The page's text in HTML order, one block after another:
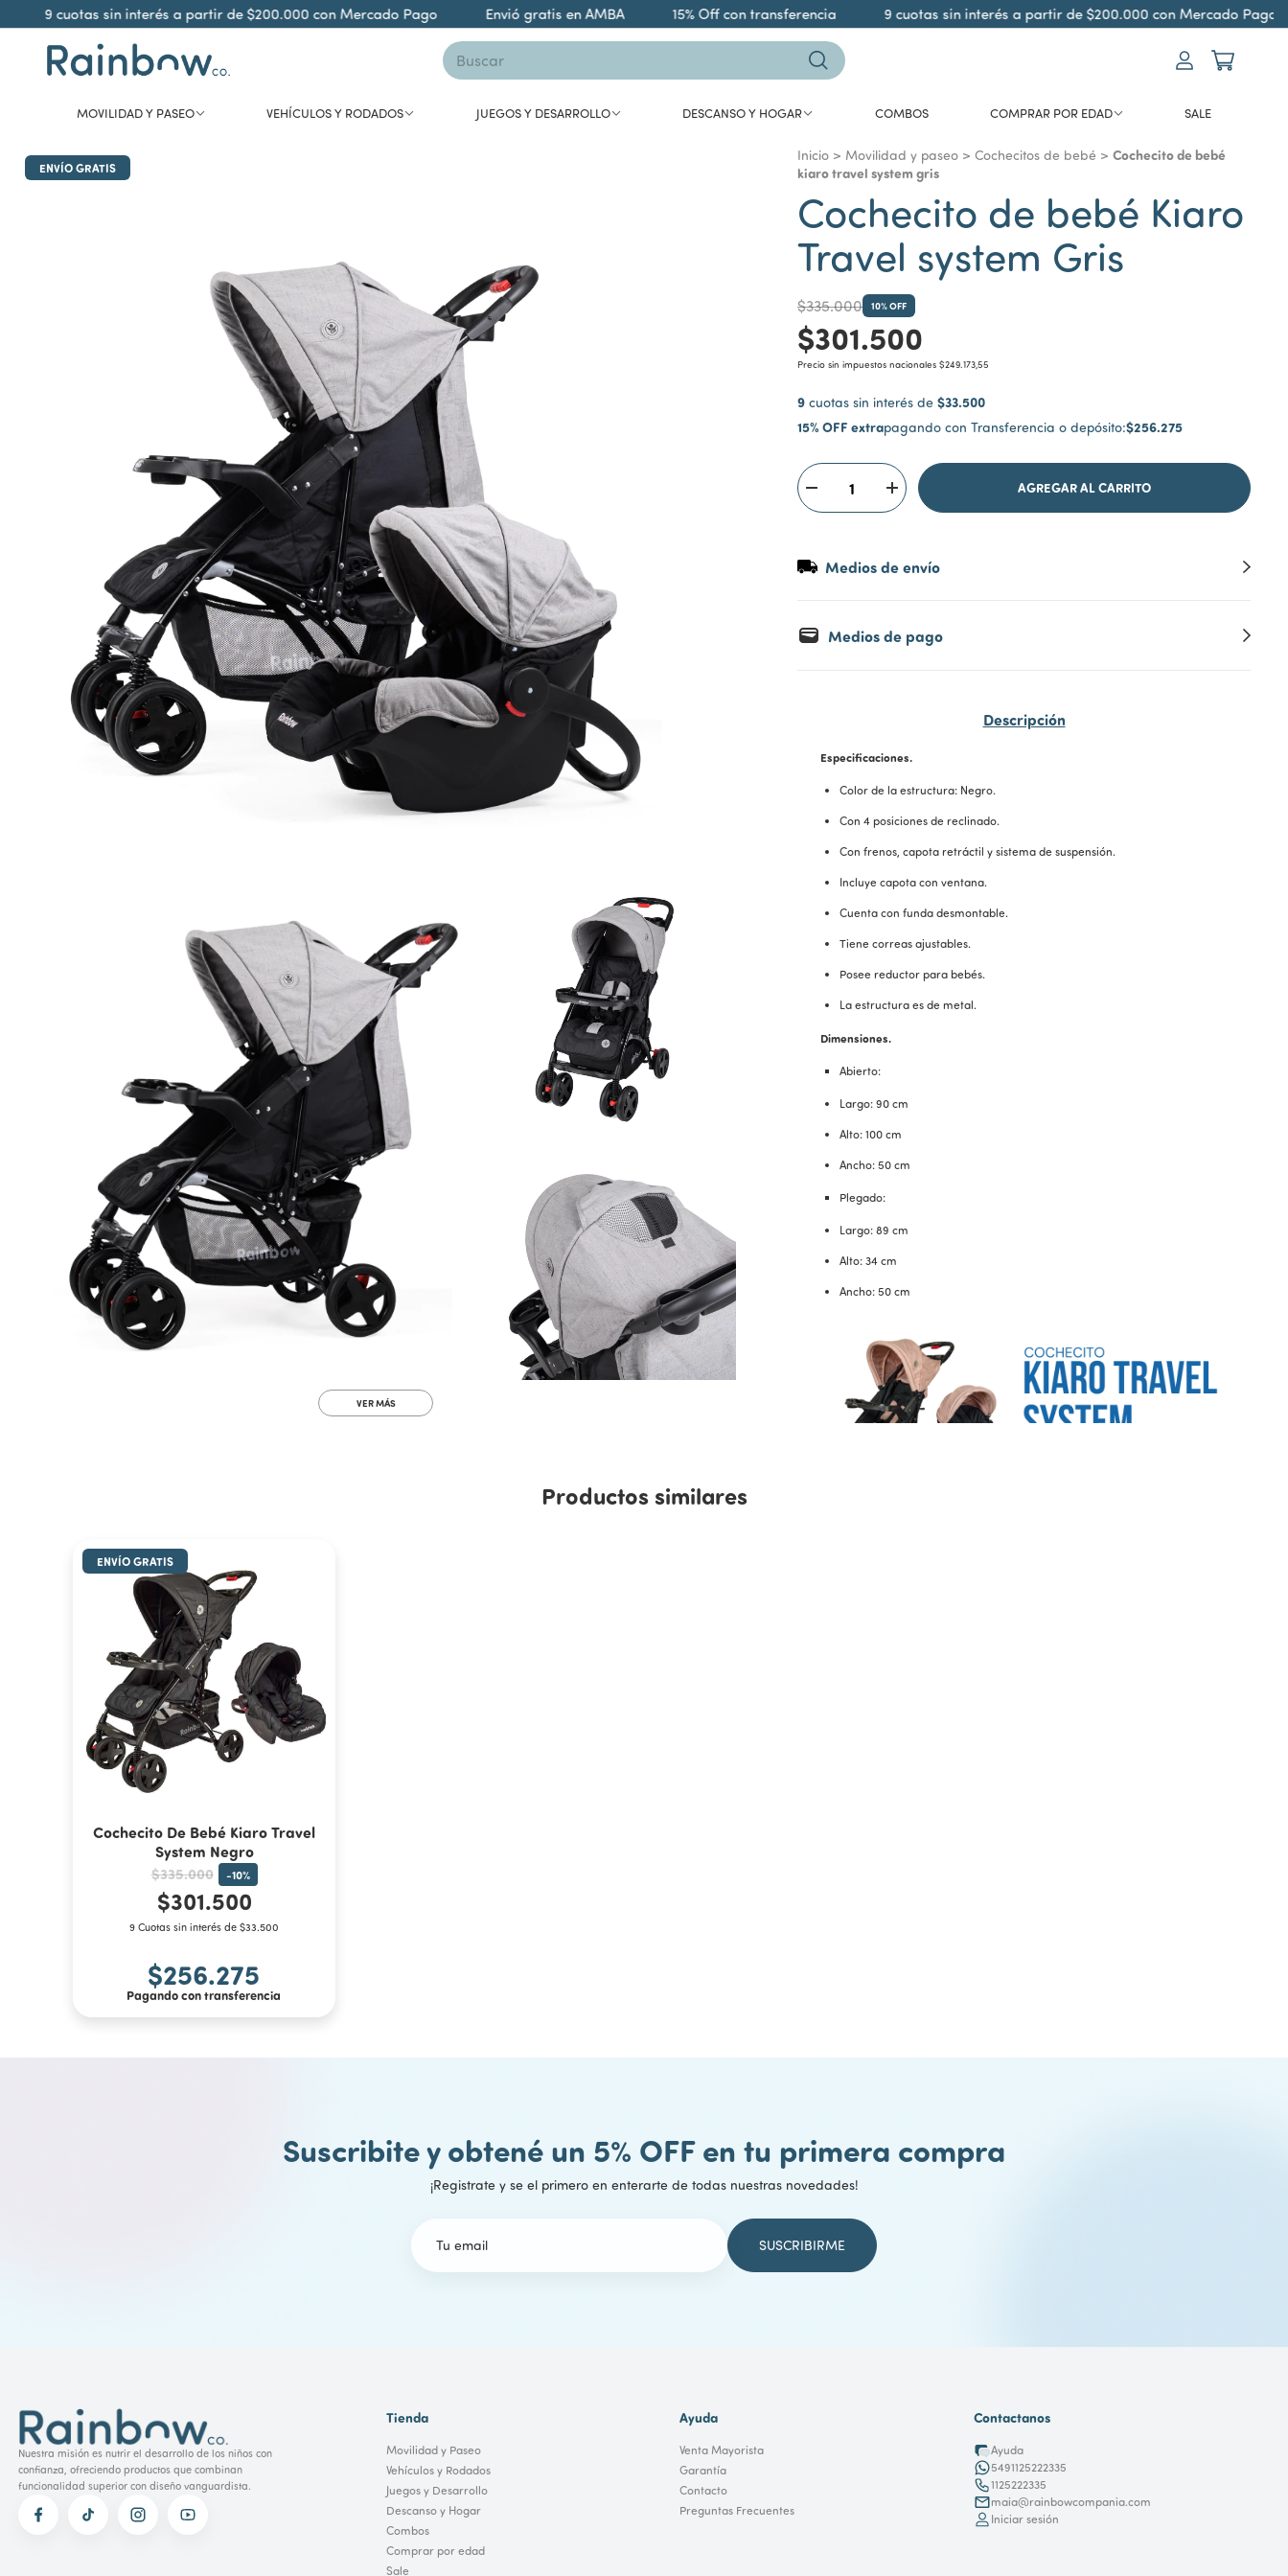
9 cuotas sin interés a partir de $200.000 con Mercado Pago Envió gratis en AMBA 15% Off con transferencia 9 cuotas sin interés a partir de $200.000 con Mercado Pago
MOVILIDAD Y PASEO VEHÍCULOS Y RODADOS JUEGOS Y DESARROLLO DESCANSO Y HOGAR COMBOS COMPRAR POR EDAD SALE
ENVÍO GRATIS
VER MÁS
Inicio > Movilidad y paseo > Cochecitos de bebé > Cochecito de bebé
kiaro travel system gris
Cochecito de bebé Kiaro
Travel system Gris
$335.000 10% OFF
$301.500
Precio sin impuestos nacionales $249.173,55
9 cuotas sin interés de $33.500
15% OFF extrapagando con Transferencia o depósito:$256.275
Medios de envío
Medios de pago
Descripción
Especificaciones.
Color de la estructura: Negro.
Con 4 posiciones de reclinado.
Con frenos, capota retráctil y sistema de suspensión.
Incluye capota con ventana.
Cuenta con funda desmontable.
Tiene correas ajustables.
Posee reductor para bebés.
La estructura es de metal.
Dimensiones.
Abierto:
Largo: 90 cm
Alto: 100 cm
Ancho: 50 cm
Plegado:
Largo: 89 cm
Alto: 34 cm
Ancho: 50 cm
Productos similares
ENVÍO GRATIS
Cochecito De Bebé Kiaro Travel
System Negro
$335.000 -10%
$301.500
9 Cuotas sin interés de $33.500
$256.275
Pagando con transferencia
Suscribite y obtené un 5% OFF en tu primera compra
¡Registrate y se el primero en enterarte de todas nuestras novedades!
Nuestra misión es nutrir el desarrollo de los niños con
confianza, ofreciendo productos que combinan
funcionalidad superior con diseño vanguardista.
Tienda
Movilidad y Paseo
Vehículos y Rodados
Juegos y Desarrollo
Descanso y Hogar
Combos
Comprar por edad
Sale
Ayuda
Venta Mayorista
Garantía
Contacto
Preguntas Frecuentes
Contactanos
Ayuda
5491125222335
1125222335
maia@rainbowcompania.com
Iniciar sesión